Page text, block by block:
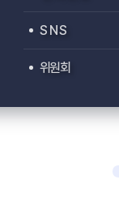
S N S
위원회